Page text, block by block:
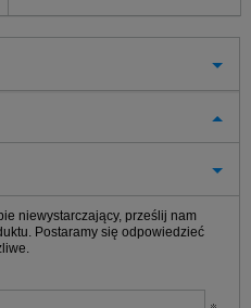
niewystarczający, prześlij nam
Postaramy się odpowiedzieć